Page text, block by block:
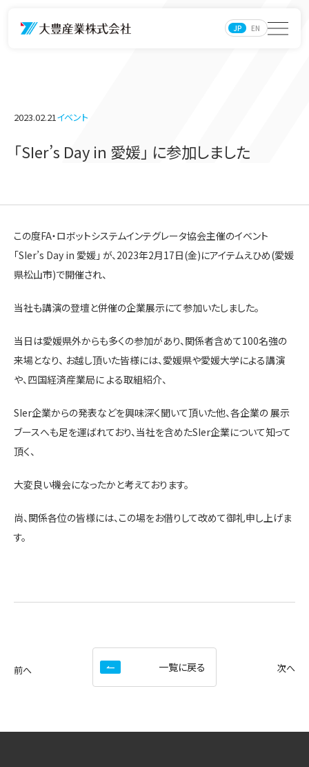
JP EN
2023.02.21イベント
「SIer’s Day in 愛媛」 に参加しました
この度FA・ロボットシステムインテグレータ協会主催のイベント
「SIer’s Day in 愛媛」 が、2023年2月17日(金)にアイテムえひめ(愛媛
県松山市)で開催され、
当社も講演の登壇と併催の企業展示にて参加いたしました。
当日は愛媛県外からも多くの参加があり、関係者含めて100名強の
来場となり、 お越し頂いた皆様には、愛媛県や愛媛大学による講演
や、四国経済産業局に よる取組紹介、
SIer企業からの発表などを興味深く聞いて頂いた他、各企業の 展示
ブースへも足を運ばれており、当社を含めたSIer企業について知って
頂く、
大変良い機会になったかと考えております。
尚、関係各位の皆様には、この場をお借りして改めて御礼申し上げま
す。
前へ 一覧に戻る 次へ